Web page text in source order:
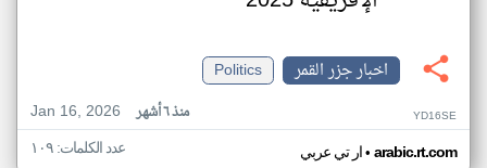
اخبار جزر القمر
Politics
Jan 16, 2026
منذ ٦ أشهر YD16SE
ار تي عربي• arabic.rt.com عدد الكلمات: ١٠٩